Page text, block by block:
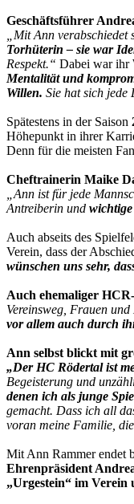
Geschäftsführer
„Mit Ann
Torhüterin – sie war
Respekt.“ Dabei war ihr
Mentalität und
Willen. Sie hat sich jede
Spätestens in der Saison
Höhepunkt in ihrer
Denn für die meisten
Cheftrainerin Maike
„Ann ist für jede
Antreiberin und
Auch abseits des
Verein, dass der
wünschen uns sehr,
Auch ehemaliger
Vereinsweg, Frauen
vor allem auch durch
Ann selbst blickt mit
„Der HC Rödertal ist
Begeisterung und
denen ich als junge
gemacht. Dass ich all
voran meine Familie,
Mit Ann Rammer endet
Ehrenpräsident
„Urgestein“ im